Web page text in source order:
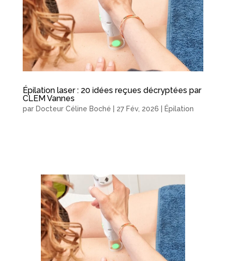
Épilation laser : 20 idées reçues décryptées par
CLEM Vannes
par Docteur Céline Boché 27 Fév, 2026 Épilation